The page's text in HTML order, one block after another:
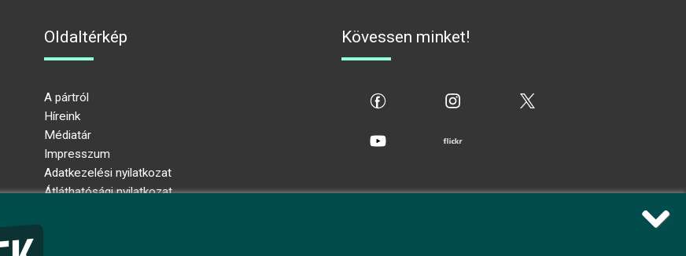
Oldaltérkép
A pártról
Híreink
Médiatár
Impresszum
Adatkezelési nyilatkozat
Átláthatósági nyilatkozat
Kövessen minket!
flickr